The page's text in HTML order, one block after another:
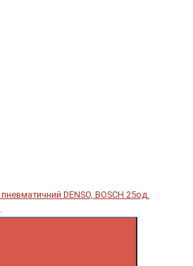
DENSO, BOSCH 25од.